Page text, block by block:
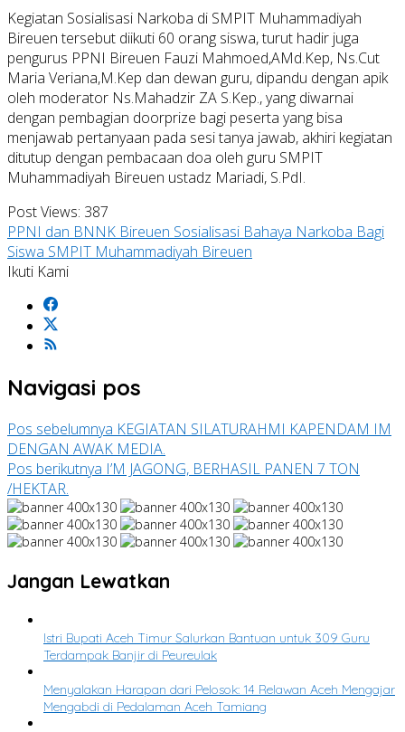
Kegiatan Sosialisasi Narkoba di SMPIT Muhammadiyah
Bireuen tersebut diikuti 60 orang siswa, turut hadir juga
pengurus PPNI Bireuen Fauzi Mahmoed,AMd.Kep, Ns.Cut
Maria Veriana,M.Kep dan dewan guru, dipandu dengan apik
oleh moderator Ns.Mahadzir ZA S.Kep., yang diwarnai
dengan pembagian doorprize bagi peserta yang bisa
menjawab pertanyaan pada sesi tanya jawab, akhiri kegiatan
ditutup dengan pembacaan doa oleh guru SMPIT
Muhammadiyah Bireuen ustadz Mariadi, S.PdI.
Post Views: 387
PPNI dan BNNK Bireuen Sosialisasi Bahaya Narkoba Bagi
Siswa SMPIT Muhammadiyah Bireuen
Ikuti Kami
Navigasi pos
Pos sebelumnya KEGIATAN SILATURAHMI KAPENDAM IM
DENGAN AWAK MEDIA.
Pos berikutnya I’M JAGONG, BERHASIL PANEN 7 TON
/HEKTAR.
Jangan Lewatkan
Istri Bupati Aceh Timur Salurkan Bantuan untuk 309 Guru
Terdampak Banjir di Peureulak
Menyalakan Harapan dari Pelosok: 14 Relawan Aceh Mengajar
Mengabdi di Pedalaman Aceh Tamiang